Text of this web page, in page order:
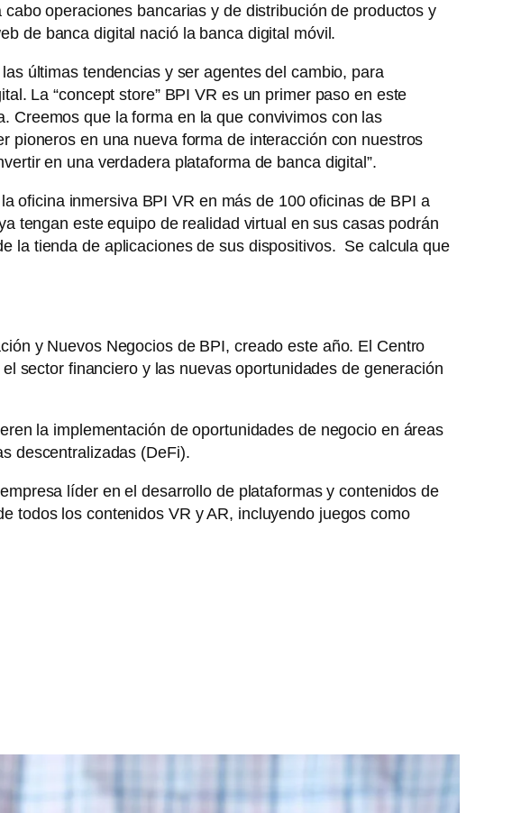
operaciones bancarias y de distribución de productos y
de banca digital nació la banca digital móvil.
últimas tendencias y ser agentes del cambio, para
La “concept store” BPI VR es un primer paso en este
Creemos que la forma en la que convivimos con las
pioneros en una nueva forma de interacción con nuestros
en una verdadera plataforma de banca digital”.
oficina inmersiva BPI VR en más de 100 oficinas de BPI a
tengan este equipo de realidad virtual en sus casas podrán
la tienda de aplicaciones de sus dispositivos. Se calcula que
y Nuevos Negocios de BPI, creado este año. El Centro
sector financiero y las nuevas oportunidades de generación
la implementación de oportunidades de negocio en áreas
descentralizadas (DeFi).
líder en el desarrollo de plataformas y contenidos de
todos los contenidos VR y AR, incluyendo juegos como